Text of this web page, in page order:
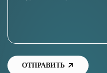
ОТПРАВИТЬ